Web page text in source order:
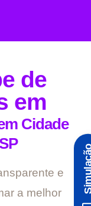
de
em
Cidade
e
a melhor